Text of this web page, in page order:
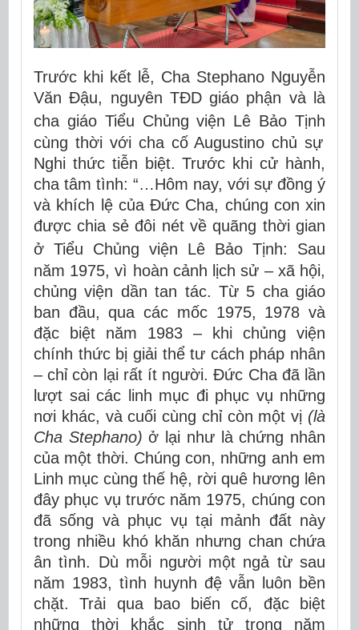
Trước khi kết lễ, Cha Stephano Nguyễn
Văn Đậu, nguyên TĐD giáo phận và là
cha giáo Tiểu Chủng viện Lê Bảo Tịnh
cùng thời với cha cố Augustino chủ sự
Nghi thức tiễn biệt. Trước khi cử hành,
cha tâm tình: “…Hôm nay, với sự đồng ý
và khích lệ của Đức Cha, chúng con xin
được chia sẻ đôi nét về quãng thời gian
ở Tiểu Chủng viện Lê Bảo Tịnh: Sau
năm 1975, vì hoàn cảnh lịch sử – xã hội,
chủng viện dần tan tác. Từ 5 cha giáo
ban đầu, qua các mốc 1975, 1978 và
đặc biệt năm 1983 – khi chủng viện
chính thức bị giải thể tư cách pháp nhân
– chỉ còn lại rất ít người. Đức Cha đã lần
lượt sai các linh mục đi phục vụ những
nơi khác, và cuối cùng chỉ còn một vị (là
Cha Stephano) ở lại như là chứng nhân
của một thời. Chúng con, những anh em
Linh mục cùng thế hệ, rời quê hương lên
đây phục vụ trước năm 1975, chúng con
đã sống và phục vụ tại mảnh đất này
trong nhiều khó khăn nhưng chan chứa
ân tình. Dù mỗi người một ngả từ sau
năm 1983, tình huynh đệ vẫn luôn bền
chặt. Trải qua bao biến cố, đặc biệt
những thời khắc sinh tử trong năm